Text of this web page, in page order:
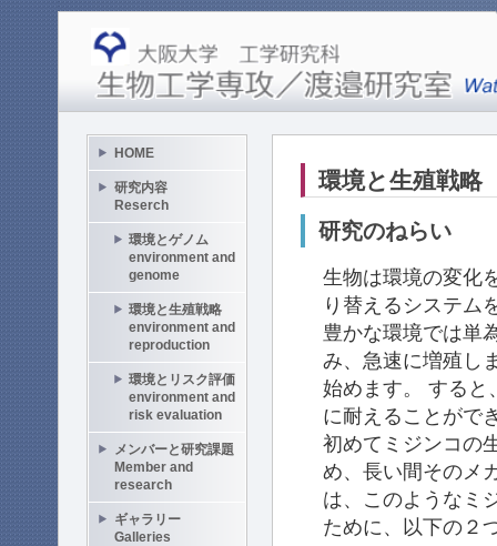
HOME
研究内容
Reserch
環境とゲノム
environment and
genome
環境と生殖戦略
environment and
reproduction
環境とリスク評価
environment and
risk evaluation
メンバーと研究課題
Member and
research
ギャラリー
Galleries
環境と生殖戦略
研究のねらい
生物は環境の変化
り替えるシステム
豊かな環境では単
み、急速に増殖し
始めます。 すると
に耐えることがで
初めてミジンコの
め、長い間そのメ
は、このようなミ
ために、以下の２